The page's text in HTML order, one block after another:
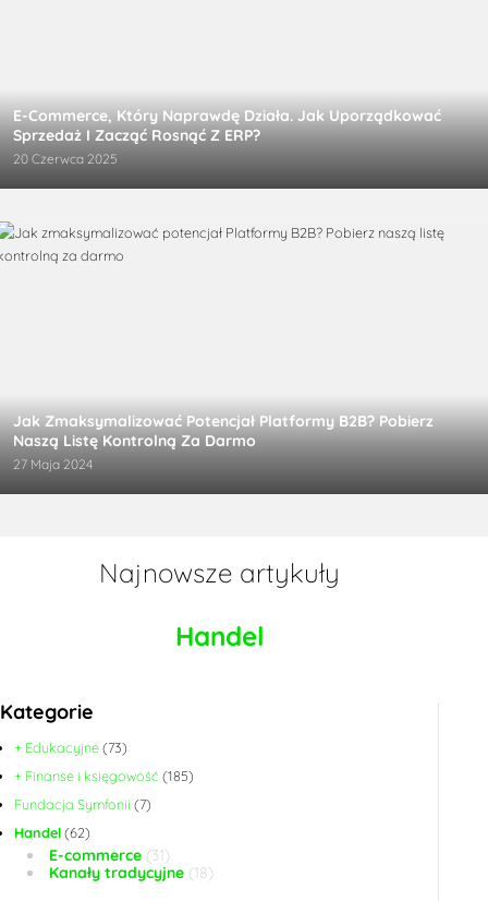
E-Commerce, Który Naprawdę Działa. Jak Uporządkować
Sprzedaż I Zacząć Rosnąć Z ERP?
20 Czerwca 2025
Jak Zmaksymalizować Potencjał Platformy B2B? Pobierz
Naszą Listę Kontrolną Za Darmo
27 Maja 2024
Najnowsze artykuły
Handel
Kategorie
+ Edukacyjne(73)
+ Finanse i księgowość (185)
Fundacja Symfonii (7)
Handel(62)
E-commerce (31)
Kanały tradycyjne (18)